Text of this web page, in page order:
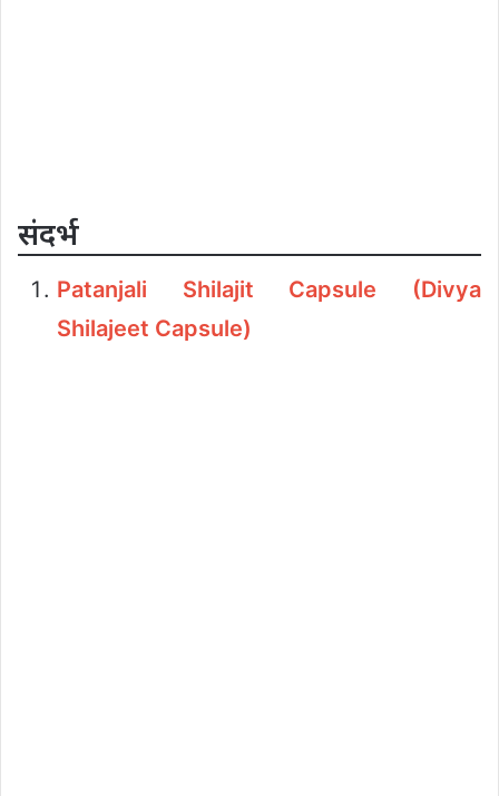
संदर्भ
Patanjali Shilajit Capsule (Divya
Shilajeet Capsule)